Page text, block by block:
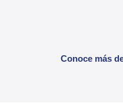
Conoce más